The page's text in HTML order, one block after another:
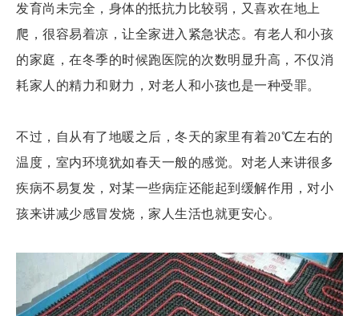
发育尚未完全，身体的抵抗力比较弱，又喜欢在地上
爬，很容易着凉，让全家进入紧急状态。有老人和小孩
的家庭，在冬季的时候跑医院的次数明显升高，不仅消
耗家人的精力和财力，对老人和小孩也是一种受罪。
不过，自从有了地暖之后，冬天的家里有着20℃左右的
温度，室内环境犹如春天一般的感觉。对老人来讲很多
疾病不易复发，对某一些病症还能起到缓解作用，对小
孩来讲减少感冒发烧，家人生活也就更安心。